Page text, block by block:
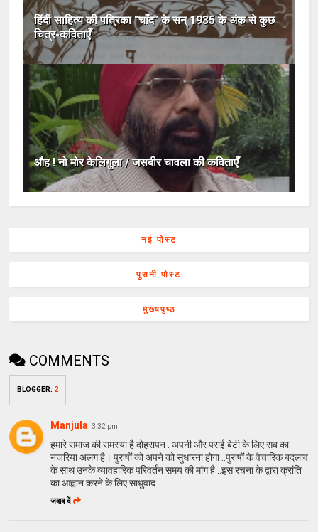
हिंदी साहित्य की पत्रिका "चाँद" के सन् 1935 के अंक से कुछ
चित्र-कविताएँ
औह ! नो मोर केलिगुला / जसबीर चावला की कविताएँ
नई पोस्ट
पुरानी पोस्ट
मुख्यपृष्ठ
COMMENTS
BLOGGER: 2
Manjula 3:32 pm
हमारे समाज की समस्या है दोहरापन . अपनी और पराई बेटी के लिए सब का
नजरिया अलग है। पुरुषों को अपने को सुधारना होगा ..पुरुषों के वैचारिक बदलाव
के साथ उनके व्यावहारिक परिवर्तन समय की मांग है ..इस रचना के द्वारा क्रांति
का आह्वान करने के लिए साधुवाद ..
जवाब दें